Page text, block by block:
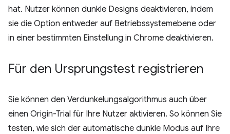
hat. Nutzer können dunkle Designs deaktivieren, indem
sie die Option entweder auf Betriebssystemebene oder
in einer bestimmten Einstellung in Chrome deaktivieren.
Für den Ursprungstest registrieren
Sie können den Verdunkelungsalgorithmus auch über
einen Origin-Trial für Ihre Nutzer aktivieren. So können Sie
testen, wie sich der automatische dunkle Modus auf Ihre